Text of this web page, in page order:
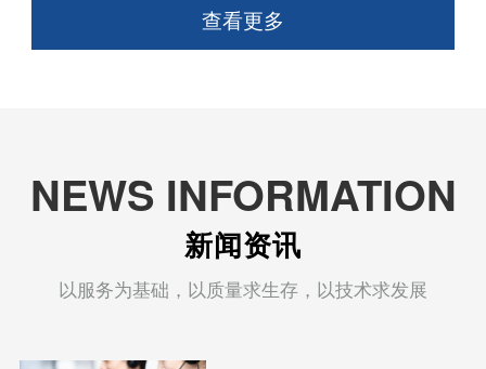
查看更多
NEWS INFORMATION
新闻资讯
以服务为基础，以质量求生存，以技术求发展